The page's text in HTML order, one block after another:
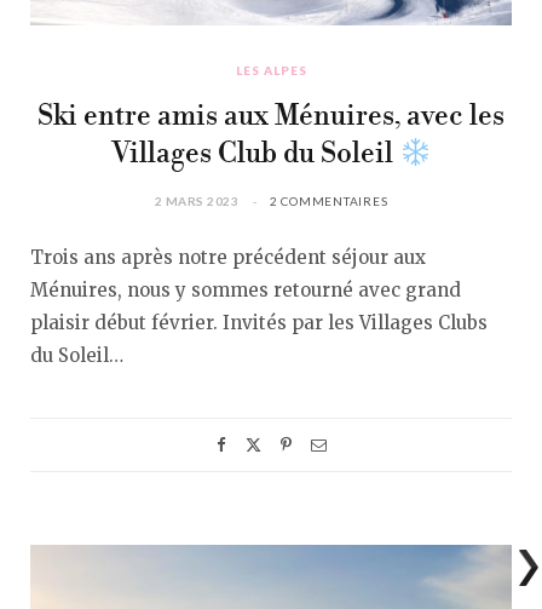
LES ALPES
Ski entre amis aux Ménuires, avec les
Villages Club du Soleil
2 MARS 2023 2 COMMENTAIRES
Trois ans après notre précédent séjour aux
Ménuires, nous y sommes retourné avec grand
plaisir début février. Invités par les Villages Clubs
du Soleil…